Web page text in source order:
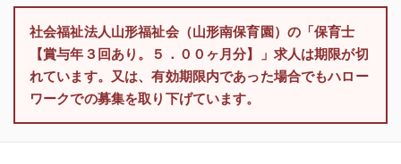
社会福祉法人山形福祉会（山形南保育園）の「保育士
【賞与年３回あり。５．００ヶ月分】」求人は期限が切
れています。又は、有効期限内であった場合でもハロー
ワークでの募集を取り下げています。